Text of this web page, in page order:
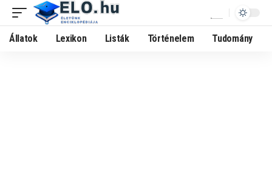
Állatok Lexikon Listák Történelem Tudomány